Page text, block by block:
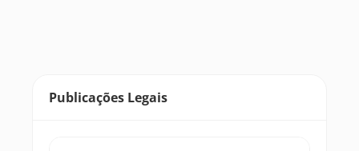
Publicações Legais